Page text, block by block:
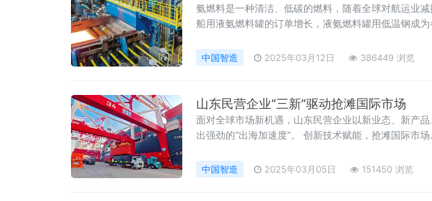
氨燃料是一种清洁、低碳的燃料，随着全球对航运业
船用液氨燃料罐的订单增长，液氨燃料罐用低温钢成
中国智造 2025年03月12日 386449 浏览
山东民营企业“三新”驱动抢滩国际市场
面对全球市场新机遇，山东民营企业以新业态、新产
出强劲的“出海加速度”。 创新技术赋能，抢滩国际市
中国智造 2025年03月05日 151450 浏览